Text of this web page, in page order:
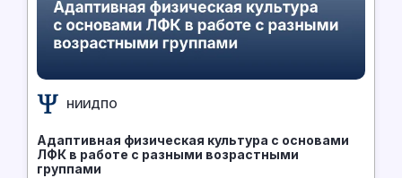
НИИДПО
Адаптивная физическая культура с основами
ЛФК в работе с разными возрастными
группами